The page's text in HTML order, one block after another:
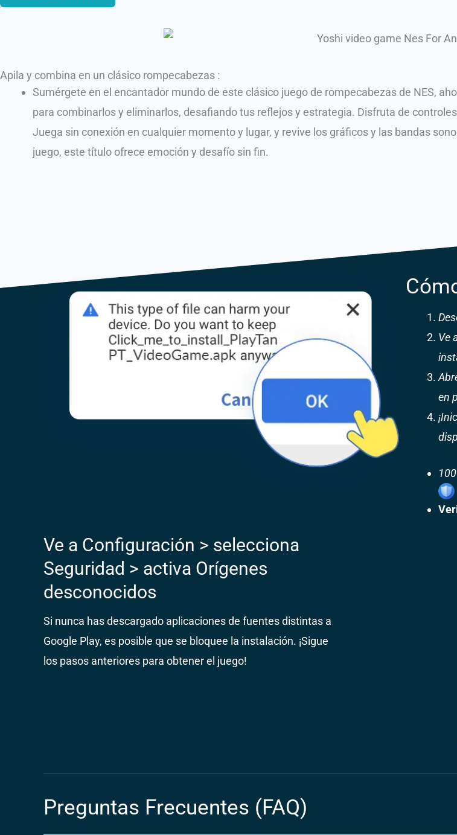
Apila y combina en un clásico rompecabezas :
Sumérgete en el encantador mundo de este clásico juego de rompecabezas de NES,
para combinarlos y eliminarlos, desafiando tus reflejos y estrategia. Disfruta de
Juega sin conexión en cualquier momento y lugar, y revive los gráficos y las bandas
juego, este título ofrece emoción y desafío sin fin.
Ve
en
Ve a Configuración > selecciona
Seguridad > activa Orígenes
desconocidos
Si nunca has descargado aplicaciones de fuentes distintas a
Google Play, es posible que se bloquee la instalación. ¡Sigue
los pasos anteriores para obtener el juego!
Preguntas Frecuentes (FAQ)